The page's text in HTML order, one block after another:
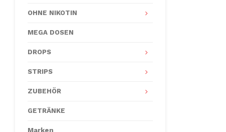
OHNE NIKOTIN
MEGA DOSEN
DROPS
STRIPS
ZUBEHÖR
GETRÄNKE
Marken